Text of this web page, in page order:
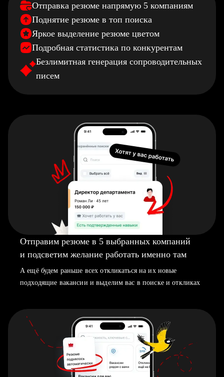
Отправка резюме напрямую 5 компаниям
Поднятие резюме в топ поиска
Яркое выделение резюме цветом
Подробная статистика по конкурентам
Безлимитная генерация сопроводительных
писем
Отправим резюме в 5 выбранных компаний
и подсветим желание работать именно там
А ещё будем раньше всех откликаться на их новые
подходящие вакансии и выделим вас в поиске и откликах